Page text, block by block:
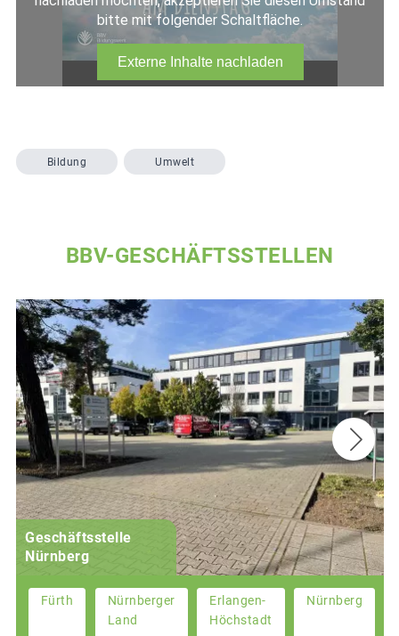
Bildung Umwelt
BBV-GESCHÄFTSSTELLEN
Geschäftsstelle
Nürnberg
Fürth
Nürnberger
Land
Erlangen-
Höchstadt
Nürnberg